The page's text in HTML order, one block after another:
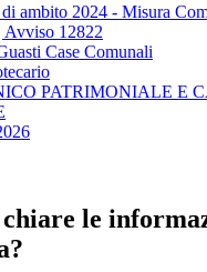
ambito 2024 - Misura
Avviso 12822
Case Comunali
PATRIMONIALE E
chiare le